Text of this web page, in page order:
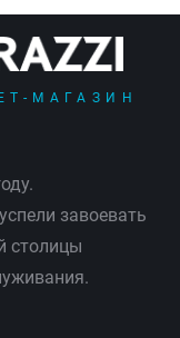
МАГАЗИН
завоевать
столицы